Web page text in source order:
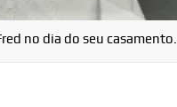
no dia do seu casamento.